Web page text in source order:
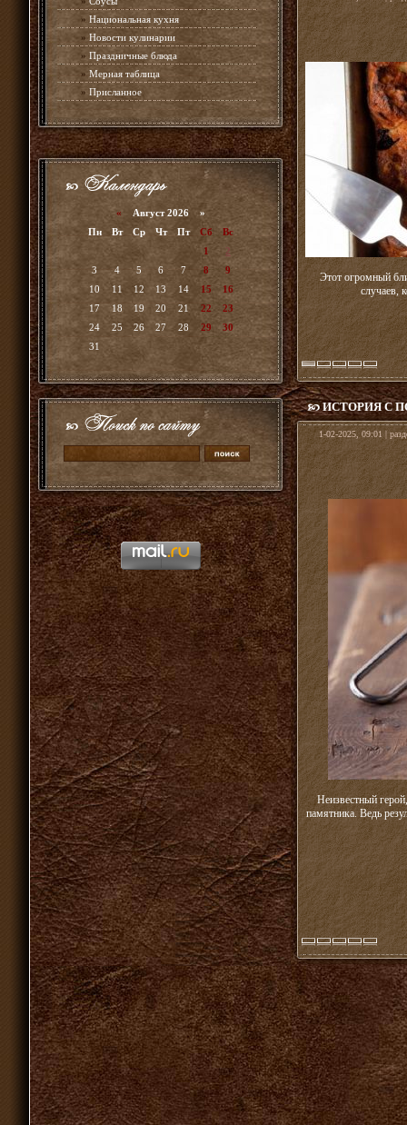
» Национальная кухня
» Новости кулинарии
» Праздничные блюда
» Мерная таблица
» Присланное
« Август 2026 »
Пн
Вт Ср Чт Пт Сб
Вс
1
2
3
4 5 6 7 8
9
10
11 12 13 14 15
16
17
18 19 20 21 22
23
24
25 26 27 28 29
30
31
Этот огромный
случаев,
ИСТОРИЯ С
1-02-2025, 09:01 |
Неизвестный
памятника. Ведь